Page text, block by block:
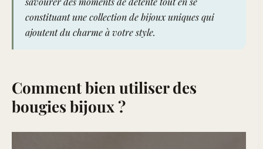
constituant une collection de bijoux uniques qui
ajoutent du charme à votre style.
Comment bien utiliser des
bougies bijoux ?